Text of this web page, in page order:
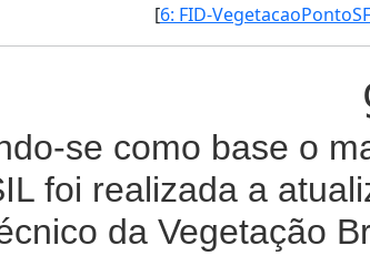
[
se como base o
foi realizada a
da Vegetação